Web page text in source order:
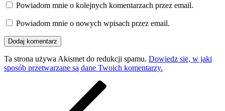
Powiadom mnie o kolejnych komentarzach przez email.
Powiadom mnie o nowych wpisach przez email.
Ta strona używa Akismet do redukcji spamu. Dowiedz się, w jaki
sposób przetwarzane są dane Twoich komentarzy.